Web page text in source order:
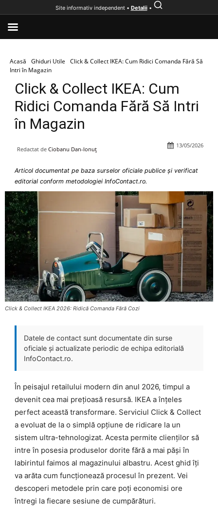
Acasă Ghiduri Utile
Click & Collect IKEA: Cum Ridici Comanda Fără Să
Intri în Magazin
Click & Collect IKEA: Cum
Ridici Comanda Fără Să Intri
în Magazin
Redactat de Ciobanu Dan-Ionuț
13/05/2026
Articol documentat pe baza surselor oficiale publice și verificat
editorial conform metodologiei InfoContact.ro.
Click & Collect IKEA 2026: Ridică Comanda Fără Cozi
Datele de contact sunt documentate din surse
oficiale și actualizate periodic de echipa editorială
InfoContact.ro.
În peisajul retailului modern din anul 2026, timpul a
devenit cea mai prețioasă resursă. IKEA a înțeles
perfect această transformare. Serviciul Click & Collect
a evoluat de la o simplă opțiune de ridicare la un
sistem ultra-tehnologizat. Acesta permite clienților să
intre în posesia produselor dorite fără a mai păși în
labirintul faimos al magazinului albastru. Acest ghid îți
va arăta cum funcționează procesul în prezent. Vei
descoperi metodele prin care poți economisi ore
întregi la fiecare sesiune de cumpărături.
Site informativ independent • Detalii•